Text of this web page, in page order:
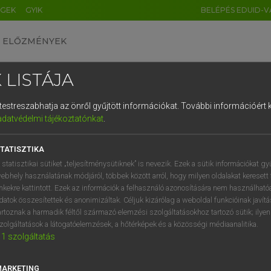
GYIK BELÉPÉS EDUID-
ELŐZMÉNYEK
egyetemes nagyszótár
VAN ELŐFIZETÉSED?
megtekintéséhez.
LISTÁJA
az önről gyűjtött információkat. További információért
tájékoztatónkat.
statisztikai sütiket „teljesítménysütiknek” is nevezik. Ezek a sütik információkat
használatának módjáról, többek között arról, hogy milyen oldalakat keresett
kattintott. Ezek az információk a felhasználó azonosítására nem
összesítettek és anonimizáltak. Céljuk kizárólag a weboldal funkcióinak
a harmadik féltől származó elemzési szolgáltatásokhoz tartozó sütik;
a látogatóelemzések, a hőtérképek és a közösségi médiaanalitika.
1 szolgáltatás
DE CN FR ES IT NL
1 2 3 4 5 6 7 8 9
q w e r t z u i
a s d f g h j k l é
í y x c v b n m , .